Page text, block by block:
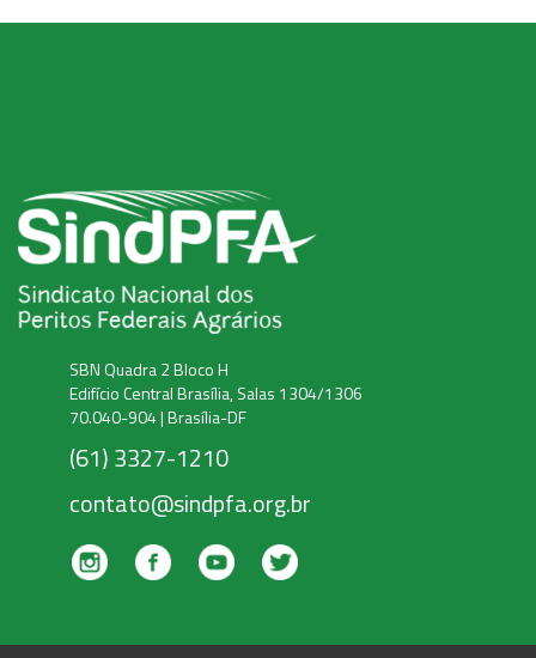
SBN Quadra 2 Bloco H
Edifício Central Brasília, Salas 1304/1306
70.040-904 | Brasília-DF
(61) 3327-1210
contato@sindpfa.org.br